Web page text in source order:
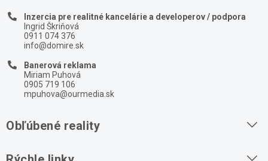
Inzercia pre realitné kancelárie a developerov / podpora
Ingrid Škriňová
0911 074 376
info@domire.sk
Banerová reklama
Miriam Puhová
0905 719 106
mpuhova@ourmedia.sk
Obľúbené reality